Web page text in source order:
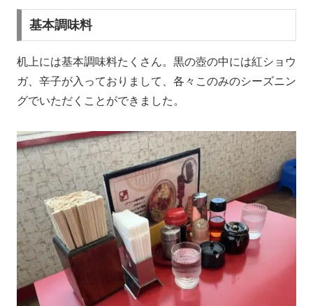
基本調味料
机上には基本調味料たくさん。黒の壺の中には紅ショウ
ガ、辛子が入っておりまして、各々このみのシーズニン
グでいただくことができました。